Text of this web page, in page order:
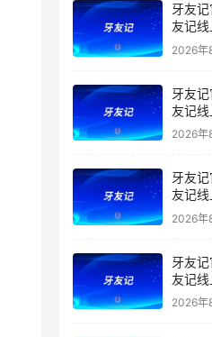
牙友
友记
看牙不
2026年
牙友
友记
破口腔
2026年
牙友
友记
地同城
2026年
牙友
友记
优势在
2026年